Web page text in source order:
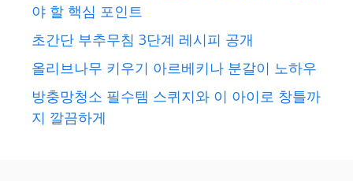
야 할 핵심 포인트
초간단 부추무침 3단계 레시피 공개
올리브나무 키우기 아르베키나 분갈이 노하우
방충망청소 필수템 스퀴지와 이 아이로 창틀까
지 깔끔하게